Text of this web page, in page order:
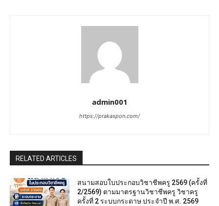
admin001
https://prakaspon.com/
RELATED ARTICLES
สนามสอบใบประกอบวิชาชีพครู 2569 (ครั้งที่
2/2569) ตามมาตรฐานวิชาชีพครู วิชาครู
ครั้งที่ 2 ระบบกระดาษ ประจำปี พ.ศ. 2569